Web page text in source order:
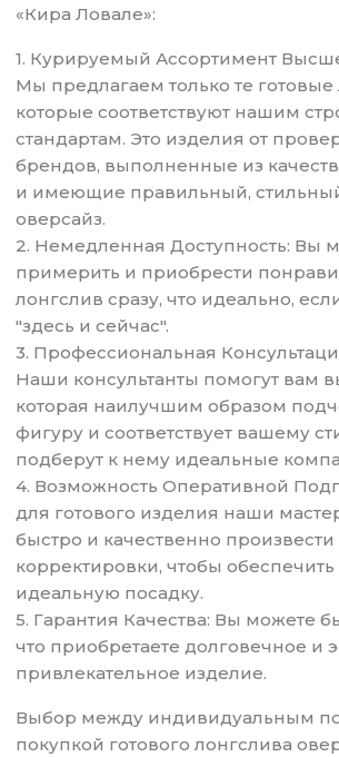
«Кира Ловале»:
1. Курируемый Ассортимент
Мы предлагаем только те
которые соответствуют нашим
стандартам. Это изделия от
брендов, выполненные из
и имеющие правильный,
оверсайз.
2. Немедленная Доступность: Вы
примерить и приобрести
лонгслив сразу, что идеально,
"здесь и сейчас".
3. Профессиональная
Наши консультанты помогут вам
которая наилучшим образом
фигуру и соответствует вашему
подберут к нему идеальные
4. Возможность Оперативной
для готового изделия наши
быстро и качественно
корректировки, чтобы
идеальную посадку.
5. Гарантия Качества: Вы можете
что приобретаете долговечное и
привлекательное изделие.
Выбор между индивидуальным
покупкой готового лонгслива